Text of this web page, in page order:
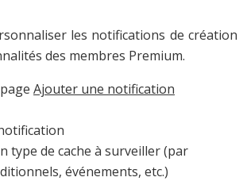
les notifications de création
des membres Premium.
Ajouter une notification
type de cache à surveiller (par
événements, etc.)